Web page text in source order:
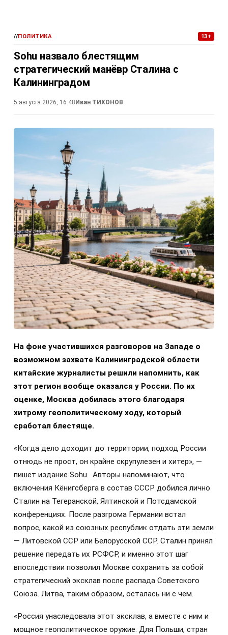
//ПОЛИТИКА 13+
Sohu назвало блестящим
стратегический манёвр Сталина с
Калининградом
5 августа 2026, 16:48Иван ТИХОНОВ
На фоне участившихся разговоров на Западе о
возможном захвате Калининградской области
китайские журналисты решили напомнить, как
этот регион вообще оказался у России. По их
оценке, Москва добилась этого благодаря
хитрому геополитическому ходу, который
сработал блестяще.
«Когда дело доходит до территории, подход России
отнюдь не прост, он крайне скрупулезен и хитер», —
пишет издание Sohu. Авторы напоминают, что
включения Кёнигсберга в состав СССР добился лично
Сталин на Тегеранской, Ялтинской и Потсдамской
конференциях. После разгрома Германии встал
вопрос, какой из союзных республик отдать эти земли
— Литовской ССР или Белорусской ССР. Сталин принял
решение передать их РСФСР, и именно этот шаг
впоследствии позволил Москве сохранить за собой
стратегический эксклав после распада Советского
Союза. Литва, таким образом, осталась ни с чем.
«Россия унаследовала этот эксклав, а вместе с ним и
мощное геополитическое оружие. Для Польши, стран